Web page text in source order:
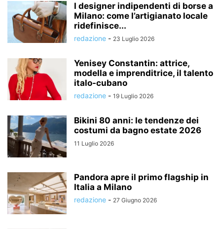
I designer indipendenti di borse a
Milano: come l’artigianato locale
ridefinisce...
redazione - 23 Luglio 2026
Yenisey Constantin: attrice,
modella e imprenditrice, il talento
italo-cubano
redazione - 19 Luglio 2026
Bikini 80 anni: le tendenze dei
costumi da bagno estate 2026
11 Luglio 2026
Pandora apre il primo flagship in
Italia a Milano
redazione - 27 Giugno 2026